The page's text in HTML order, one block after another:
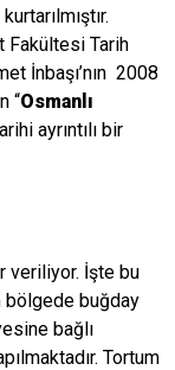
Fakültesi Tarih
İnbaşı’nın 2008
“Osmanlı
ayrıntılı bir
veriliyor. İşte bu
bölgede buğday
bağlı
Tortum